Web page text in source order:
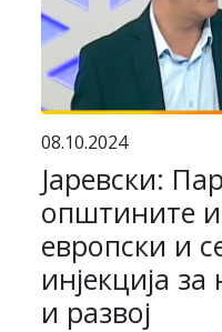
08.10.2024
Јаревски:
општините и
европски и
инјекција
и развој